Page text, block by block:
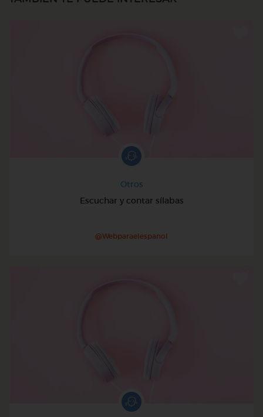
Otros
Escuchar y contar sílabas
@Webparaelespanol